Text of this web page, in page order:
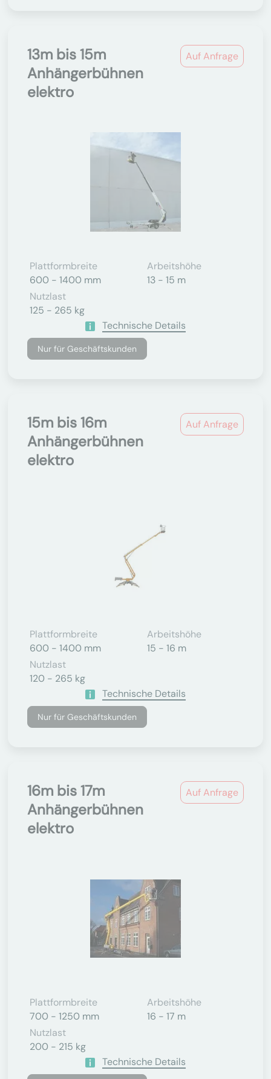
Auf Anfrage
13m bis 15m
Anhängerbühnen
elektro
Plattformbreite
600 - 1400 mm
Arbeitshöhe
13 - 15 m
Nutzlast
125 - 265 kg
Technische Details
Nur für Geschäftskunden
Auf Anfrage
15m bis 16m
Anhängerbühnen
elektro
Plattformbreite
600 - 1400 mm
Arbeitshöhe
15 - 16 m
Nutzlast
120 - 265 kg
Technische Details
Nur für Geschäftskunden
Auf Anfrage
16m bis 17m
Anhängerbühnen
elektro
Plattformbreite
700 - 1250 mm
Arbeitshöhe
16 - 17 m
Nutzlast
200 - 215 kg
Technische Details